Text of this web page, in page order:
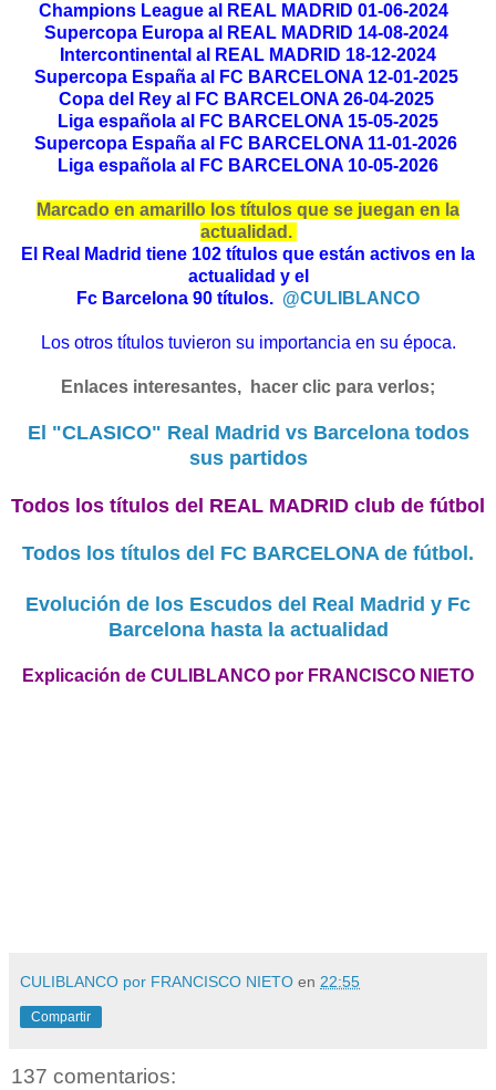
Champions League al REAL MADRID 01-06-2024
Supercopa Europa al REAL MADRID 14-08-2024
Intercontinental al REAL MADRID 18-12-2024
Supercopa España al FC BARCELONA 12-01-2025
Copa del Rey al FC BARCELONA 26-04-2025
Liga española al FC BARCELONA 15-05-2025
Supercopa España al FC BARCELONA 11-01-2026
Liga española al FC BARCELONA 10-05-2026
Marcado en amarillo los títulos que se juegan en la
actualidad.
El Real Madrid tiene 102 títulos que están activos en la
actualidad y el
Fc Barcelona 90 títulos. @CULIBLANCO
Los otros títulos tuvieron su importancia en su época.
Enlaces interesantes, hacer clic para verlos;
El "CLASICO" Real Madrid vs Barcelona todos
sus partidos
Todos los títulos del REAL MADRID club de fútbol
Todos los títulos del FC BARCELONA de fútbol.
Evolución de los Escudos del Real Madrid y Fc
Barcelona hasta la actualidad
Explicación de CULIBLANCO por FRANCISCO NIETO
CULIBLANCO por FRANCISCO NIETO en 22:55
Compartir
137 comentarios: